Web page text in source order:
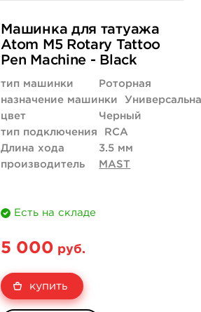
Машинка для татуажа
Atom M5 Rotary Tattoo
Pen Machine - Black
тип машинки
Роторная
назначение машинки
цвет
Черный
тип подключения
RCA
Длина хода
3.5 мм
производитель
MAST
Есть на складе
5 000 руб.
купить